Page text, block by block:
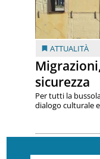
ATTUALITÀ
sicurezza
Per tutti la
dialogo culturale